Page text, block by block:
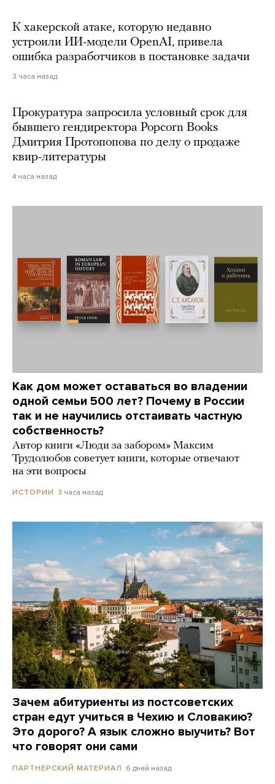
К хакерской атаке, которую недавно
устроили ИИ-модели OpenAI, привела
ошибка разработчиков в постановке задачи
3 часа назад
Прокуратура запросила условный срок для
бывшего гендиректора Popcorn Books
Дмитрия Протопопова по делу о продаже
квир-литературы
4 часа назад
Как дом может оставаться во владении
одной семьи 500 лет? Почему в России
так и не научились отстаивать частную
собственность?
Автор книги «Люди за забором» Максим
Трудолюбов советует книги, которые отвечают
на эти вопросы
ИСТОРИИ 3 часа назад
Зачем абитуриенты из постсоветских
стран едут учиться в Чехию и Словакию?
Это дорого? А язык сложно выучить? Вот
что говорят они сами
ПАРТНЕРСКИЙ МАТЕРИАЛ 6 дней назад